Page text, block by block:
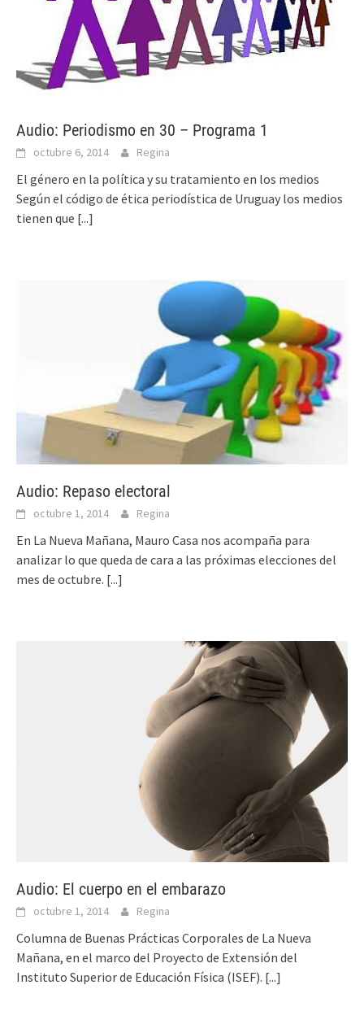
Audio: Periodismo en 30 – Programa 1
octubre 6, 2014 Regina
El género en la política y su tratamiento en los medios
Según el código de ética periodística de Uruguay los medios
tienen que [...]
Audio: Repaso electoral
octubre 1, 2014 Regina
En La Nueva Mañana, Mauro Casa nos acompaña para
analizar lo que queda de cara a las próximas elecciones del
mes de octubre. [...]
Audio: El cuerpo en el embarazo
octubre 1, 2014 Regina
Columna de Buenas Prácticas Corporales de La Nueva
Mañana, en el marco del Proyecto de Extensión del
Instituto Superior de Educación Física (ISEF). [...]